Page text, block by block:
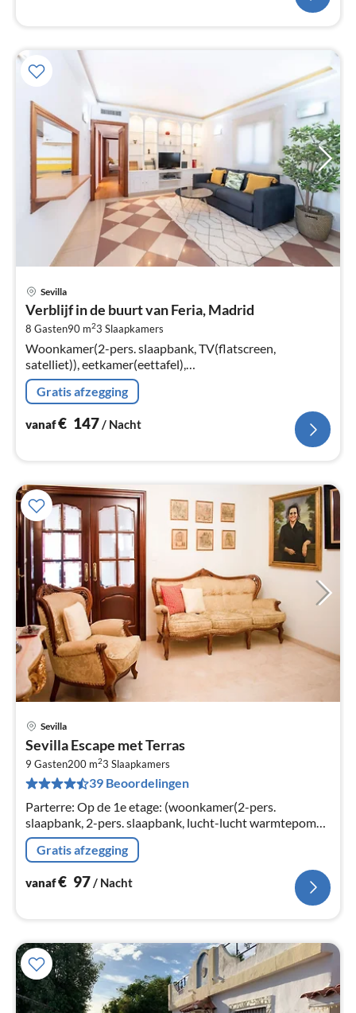
Sevilla
Verblijf in de buurt van Feria, Madrid
8 Gasten90 m23 Slaapkamers
Woonkamer(2-pers. slaapbank, TV(flatscreen,
satelliet)), eetkamer(eettafel),
keuken(koffiezetapparaat, magnetron, koelkast, vriezer,
Citruspers, , ), slaapkamer(2-pers. bed)
Gratis afzegging
vanaf€ 147/ Nacht
Sevilla
Sevilla Escape met Terras
9 Gasten200 m23 Slaapkamers
39 Beoordelingen
Parterre: Op de 1e etage: (woonkamer(2-pers.
slaapbank, 2-pers. slaapbank, lucht-lucht warmtepomp),
eetkamer(TV, eettafel, zithoek)
Gratis afzegging
vanaf€ 97/ Nacht